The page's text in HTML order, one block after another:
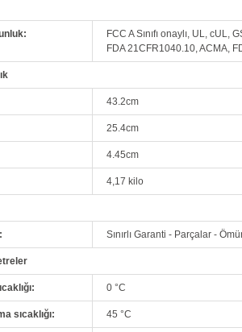
FCC A Sınıfı onaylı, UL, cUL,
FDA 21CFR1040.10, ACMA,
43.2cm
25.4cm
4.45cm
4,17 kilo
Sınırlı Garanti - Parçalar -
0 °C
sıcaklığı: 45 °C